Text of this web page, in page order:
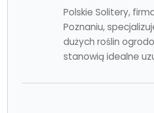
Polskie Solitery,
Poznaniu,
dużych roślin
stanowią idealne